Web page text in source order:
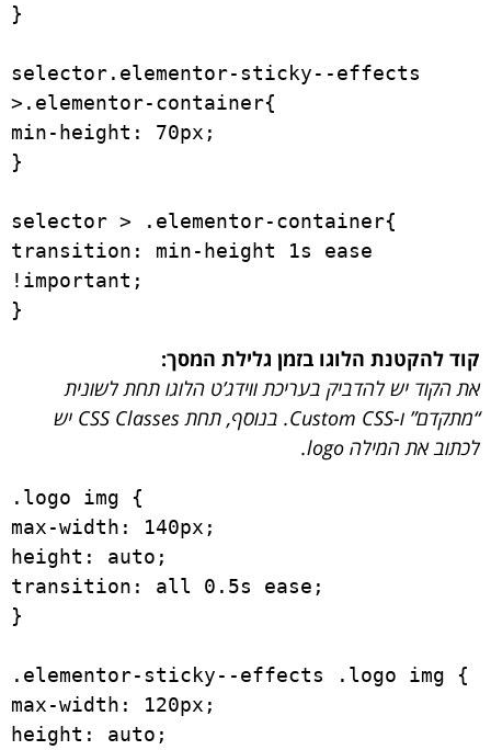
}
selector.elementor-sticky--effects
>.elementor-container{
min-height: 70px;
}
selector > .elementor-container{
transition: min-height 1s ease
!important;
}
קוד להקטנת הלוגו בזמן גלילת המסך:
את הקוד יש להדביק בעריכת ווידג’ט הלוגו תחת לשונית
“מתקדם” ו-Custom CSS. בנוסף, תחת CSS Classes יש
לכתוב את המילה logo.
.logo img {
max-width: 140px;
height: auto;
transition: all 0.5s ease;
}
.elementor-sticky--effects .logo img {
max-width: 120px;
height: auto;